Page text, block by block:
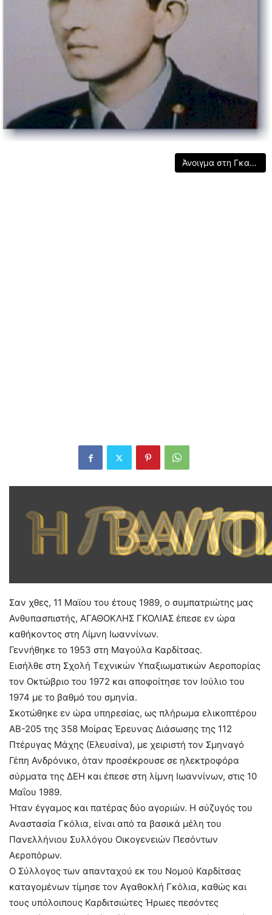
Άνοιγμα στη Γκαλερί
Σαν χθες, 11 Μαϊου του έτους 1989, ο συμπατριώτης μας
Ανθυπασπιστής, ΑΓΑΘΟΚΛΗΣ ΓΚΟΛΙΑΣ έπεσε εν ώρα
καθήκοντος στη Λίμνη Ιωαννίνων.
Γεννήθηκε το 1953 στη Μαγούλα Καρδίτσας.
Εισήλθε στη Σχολή Τεχνικών Υπαξιωματικών Αεροπορίας
τον Οκτώβριο του 1972 και αποφοίτησε τον Ιούλιο του
1974 με το βαθμό του σμηνία.
Σκοτώθηκε εν ώρα υπηρεσίας, ως πλήρωμα ελικοπτέρου
ΑΒ-205 της 358 Μοίρας Έρευνας Διάσωσης της 112
Πτέρυγας Μάχης (Ελευσίνα), με χειριστή τον Σμηναγό
Γέπη Ανδρόνικο, όταν προσέκρουσε σε ηλεκτροφόρα
σύρματα της ΔΕΗ και έπεσε στη λίμνη Ιωαννίνων, στις 10
Μαΐου 1989.
Ήταν έγγαμος και πατέρας δύο αγοριών. Η σύζυγός του
Αναστασία Γκόλια, είναι από τα βασικά μέλη του
Πανελλήνιου Συλλόγου Οικογενειών Πεσόντων
Αεροπόρων.
Ο Σύλλογος των απανταχού εκ του Νομού Καρδίτσας
καταγομένων τίμησε τον Αγαθοκλή Γκόλια, καθώς και
τους υπόλοιπους Καρδιτσιώτες Ήρωες πεσόντες